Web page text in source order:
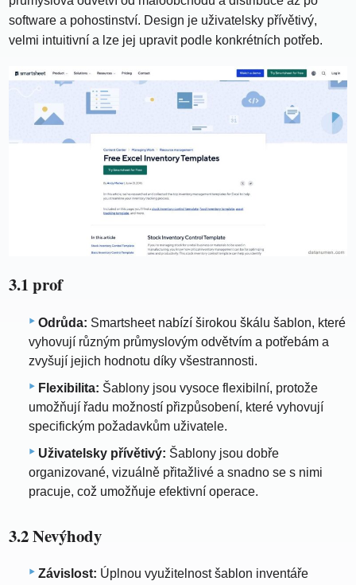
software a pohostinství. Design je uživatelsky přívětivý,
velmi intuitivní a lze jej upravit podle konkrétních potřeb.
3.1 prof
Odrůda: Smartsheet nabízí širokou škálu šablon, které
vyhovují různým průmyslovým odvětvím a potřebám a
zvyšují jejich hodnotu díky všestrannosti.
Flexibilita: Šablony jsou vysoce flexibilní, protože
umožňují řadu možností přizpůsobení, které vyhovují
specifickým požadavkům uživatele.
Uživatelsky přívětivý: Šablony jsou dobře
organizované, vizuálně přitažlivé a snadno se s nimi
pracuje, což umožňuje efektivní operace.
3.2 Nevýhody
Závislost: Úplnou využitelnost šablon inventáře